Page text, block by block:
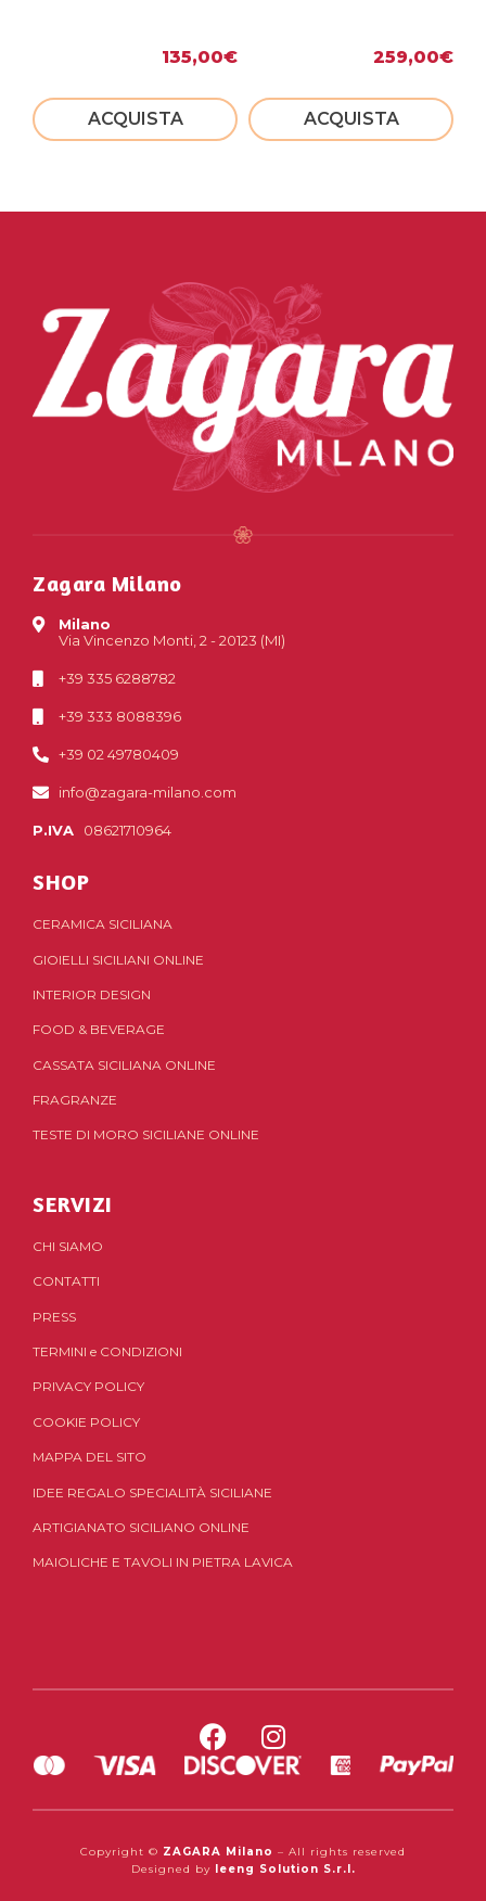
135,00€
ACQUISTA
259,00€
ACQUISTA
Zagara Milano
Milano
Via Vincenzo Monti, 2 - 20123 (MI)
+39 335 6288782
+39 333 8088396
+39 02 49780409
info@zagara-milano.com
P.IVA 08621710964
SHOP
CERAMICA SICILIANA
GIOIELLI SICILIANI ONLINE
INTERIOR DESIGN
FOOD & BEVERAGE
CASSATA SICILIANA ONLINE
FRAGRANZE
TESTE DI MORO SICILIANE ONLINE
SERVIZI
CHI SIAMO
CONTATTI
PRESS
TERMINI e CONDIZIONI
PRIVACY POLICY
COOKIE POLICY
MAPPA DEL SITO
IDEE REGALO SPECIALITÀ SICILIANE
ARTIGIANATO SICILIANO ONLINE
MAIOLICHE E TAVOLI IN PIETRA LAVICA
Copyright © ZAGARA Milano – All rights reserved
Designed by Ieeng Solution S.r.l.